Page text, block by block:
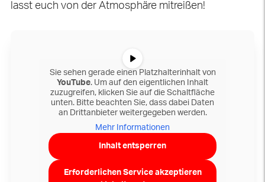
lasst euch von der Atmosphäre mitreißen!
Sie sehen gerade einen Platzhalterinhalt von
YouTube. Um auf den eigentlichen Inhalt
zuzugreifen, klicken Sie auf die Schaltfläche
unten. Bitte beachten Sie, dass dabei Daten
an Drittanbieter weitergegeben werden.
Mehr Informationen
Inhalt entsperren
Erforderlichen Service akzeptieren